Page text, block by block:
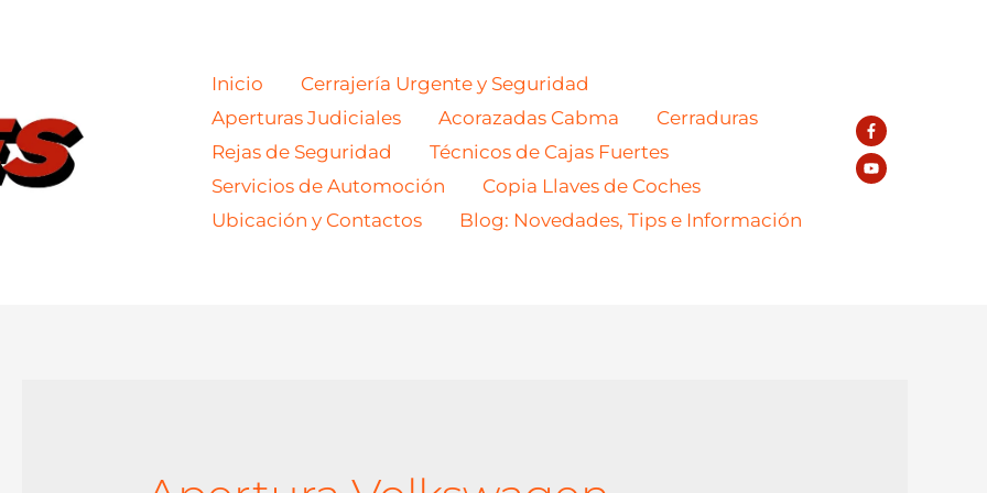
Inicio
Cerrajería Urgente y Seguridad
Aperturas Judiciales
Acorazadas Cabma
Cerraduras
Rejas de Seguridad
Técnicos de Cajas Fuertes
Servicios de Automoción
Copia Llaves de Coches
Ubicación y Contactos
Blog: Novedades, Tips e Información